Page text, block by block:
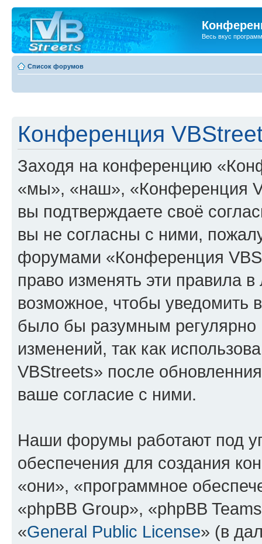
Весь вкус
Список форумов
Конференция
Заходя на конференцию
«мы», «наш», «Конференция
вы подтверждаете своё
вы не согласны с ними,
форумами «Конференция
право изменять эти правила
возможное, чтобы уведомить
было бы разумным регулярно
изменений, так как
VBStreets» после
ваше согласие с ними.
Наши форумы работают под
обеспечения для создания
«они», «программное
«phpBB Group», «phpBB
«General Public License» (в